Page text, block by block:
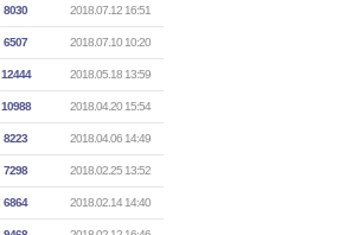
8030 2018.07.12 16:51
6507 2018.07.10 10:20
12444 2018.05.18 13:59
10988 2018.04.20 15:54
8223 2018.04.06 14:49
7298 2018.02.25 13:52
6864 2018.02.14 14:40